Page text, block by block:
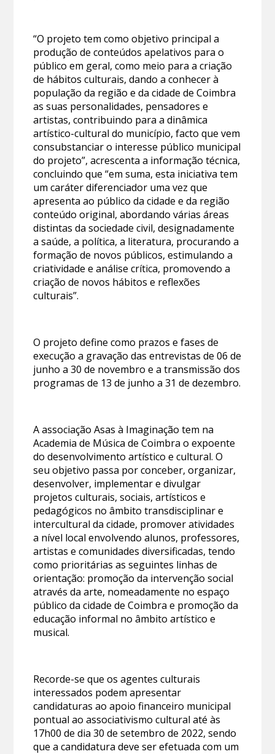
“O projeto tem como objetivo principal a
produção de conteúdos apelativos para o
público em geral, como meio para a criação
de hábitos culturais, dando a conhecer à
população da região e da cidade de Coimbra
as suas personalidades, pensadores e
artistas, contribuindo para a dinâmica
artístico-cultural do município, facto que vem
consubstanciar o interesse público municipal
do projeto”, acrescenta a informação técnica,
concluindo que “em suma, esta iniciativa tem
um caráter diferenciador uma vez que
apresenta ao público da cidade e da região
conteúdo original, abordando várias áreas
distintas da sociedade civil, designadamente
a saúde, a política, a literatura, procurando a
formação de novos públicos, estimulando a
criatividade e análise crítica, promovendo a
criação de novos hábitos e reflexões
culturais”.
O projeto define como prazos e fases de
execução a gravação das entrevistas de 06 de
junho a 30 de novembro e a transmissão dos
programas de 13 de junho a 31 de dezembro.
A associação Asas à Imaginação tem na
Academia de Música de Coimbra o expoente
do desenvolvimento artístico e cultural. O
seu objetivo passa por conceber, organizar,
desenvolver, implementar e divulgar
projetos culturais, sociais, artísticos e
pedagógicos no âmbito transdisciplinar e
intercultural da cidade, promover atividades
a nível local envolvendo alunos, professores,
artistas e comunidades diversificadas, tendo
como prioritárias as seguintes linhas de
orientação: promoção da intervenção social
através da arte, nomeadamente no espaço
público da cidade de Coimbra e promoção da
educação informal no âmbito artístico e
musical.
Recorde-se que os agentes culturais
interessados podem apresentar
candidaturas ao apoio financeiro municipal
pontual ao associativismo cultural até às
17h00 de dia 30 de setembro de 2022, sendo
que a candidatura deve ser efetuada com um